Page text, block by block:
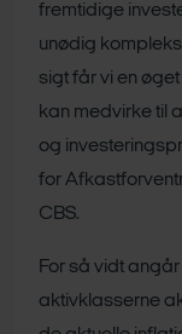
fremtidige
unødig
sigt får vi en
kan medvirke til
og
for
CBS.
For så vidt
aktivklasserne